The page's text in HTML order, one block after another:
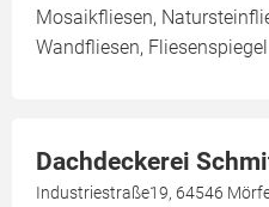
Mosaikfliesen,
Wandfliesen, Fliesenspiegel
Dachdeckerei
Industriestraße19, 64546